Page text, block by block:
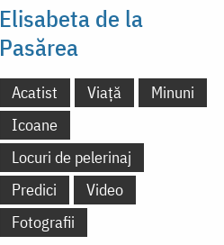
Elisabeta de la
Pasărea
Acatist Viață
Minuni
Icoane
Locuri de pelerinaj
Predici
Video
Fotografii